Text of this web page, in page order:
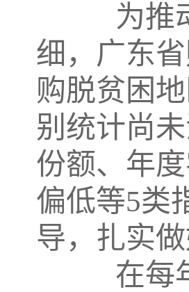
为推动
细，广东
购脱贫困
别统计尚
份额、年
偏低等5类
导，扎实
在每年